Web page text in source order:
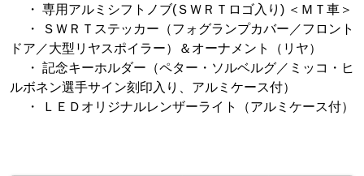
・ 専用アルミシフトノブ(ＳＷＲＴロゴ入り) ＜ＭＴ車＞
・ ＳＷＲＴステッカー（フォグランプカバー／フロント
ドア／大型リヤスポイラー）＆オーナメント（リヤ）
・ 記念キーホルダー（ペター・ソルベルグ／ミッコ・ヒ
ルボネン選手サイン刻印入り、アルミケース付）
・ ＬＥＤオリジナルレンザーライト（アルミケース付）